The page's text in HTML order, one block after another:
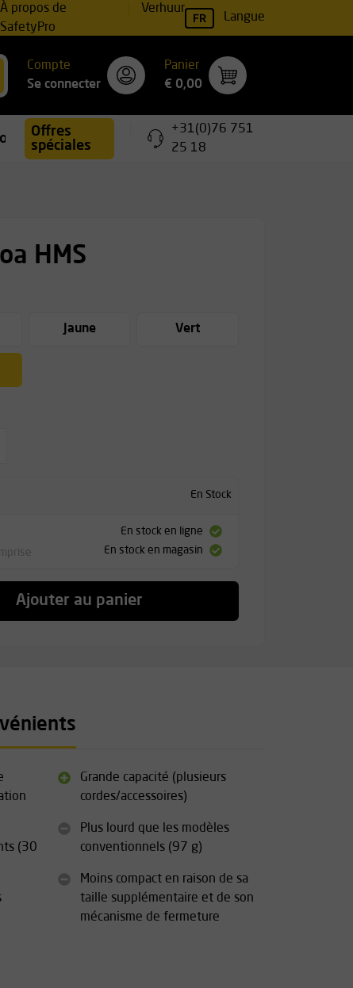
À propos de
SafetyPro
Verhuur
FR Langue
Compte
Se connecter
Panier
€ 0,00
Offres
spéciales
+31(0)76 751
25 18
HMS
Jaune Vert
En Stock
En stock en ligne
En stock en magasin
Ajouter au panier
(30
Grande capacité (plusieurs
cordes/accessoires)
Plus lourd que les modèles
conventionnels (97 g)
Moins compact en raison de sa
taille supplémentaire et de son
mécanisme de fermeture